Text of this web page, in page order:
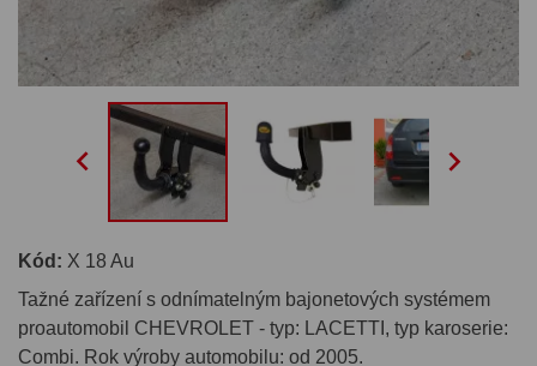
 
Kód: X 18 Au
Tažné zařízení s odnímatelným bajonetových systémem
proautomobil CHEVROLET - typ: LACETTI, typ karoserie:
Combi. Rok výroby automobilu: od 2005.